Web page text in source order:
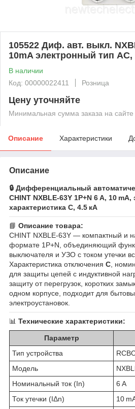
105522 Диф. авт. выкл.
10mA электронный тип AС,
В наличии
Код: 00000022411
Розница
Цену уточняйте
Минимальная сумма заказа на
Описание Характеристики
Описание
🔒 Дифференциальный
CHINT NXBLE‑63Y 1P+N 6 A, 10
характеристика C, 4.5 кА
📘 Описание товара:
CHINT NXBLE‑63Y — компактный и
формате 1P+N, объединяющий
выключателя и УЗО с током утечки
Характеристика отключения C ,
для защиты цепей с индуктивной
защиту от перегрузок, коротких
одном корпусе, подходит для
электроустановок.
📊 Технические характеристики:
Параметр
Тип устройства
Модель
Номинальный ток (In)
6 A
Ток утечки (IΔn)
10